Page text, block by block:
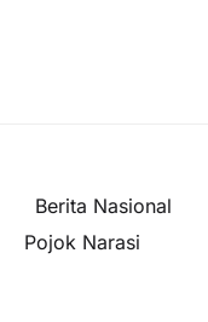
Berita Nasional
Pojok Narasi